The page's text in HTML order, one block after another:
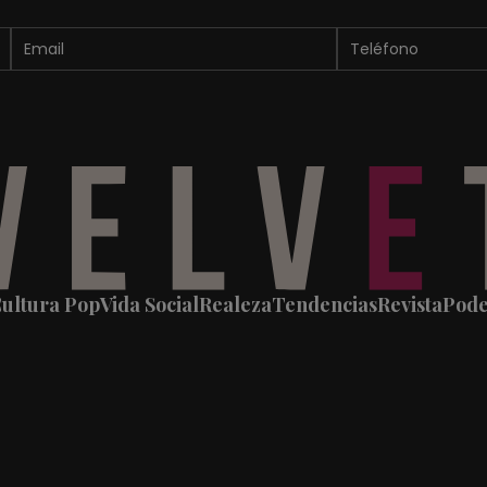
PopVida SocialRealezaTendenciasRevista